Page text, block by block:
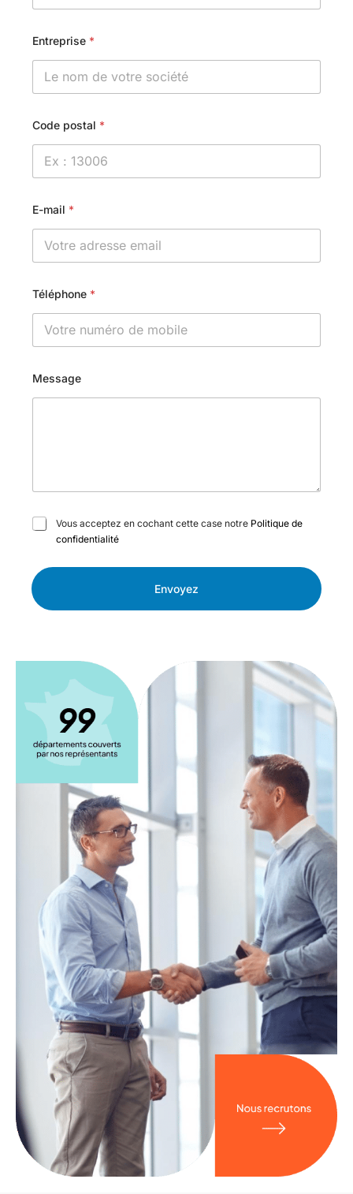
Entreprise *
Code postal *
E-mail *
Téléphone *
Message
C
s
à
Vous acceptez en cochant cette case notre Politique de
confidentialité
Envoyez